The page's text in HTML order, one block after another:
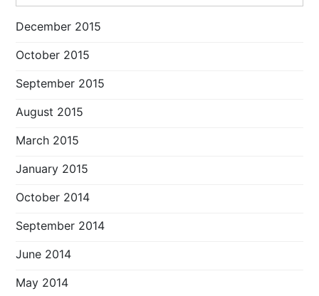
December 2015
October 2015
September 2015
August 2015
March 2015
January 2015
October 2014
September 2014
June 2014
May 2014